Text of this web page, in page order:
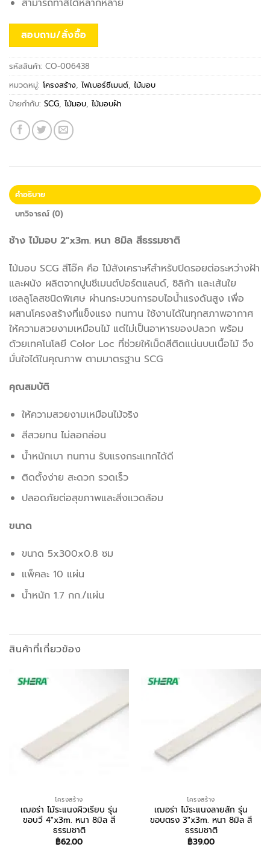
สามารถทาสีได้หลากหลาย
สอบถาม/สั่งซื้อ
รหัสสินค้า: CO-006438
หมวดหมู่: โครงสร้าง, ไฟเบอร์ซีเมนต์, ไม้มอบ
ป้ายกำกับ: SCG, ไม้มอบ, ไม้มอบฝ้า
คำอธิบาย
บทวิจารณ์ (0)
ช้าง ไม้มอบ 2″x3m. หนา 8มิล สีธรรมชาติ
ไม้มอบ SCG สีโอ๊ค คือ ไม้สังเคราะห์สำหรับปิดรอยต่อระหว่างฝ้า
และผนัง ผลิตจากปูนซีเมนต์ปอร์ตแลนด์, ซิลิก้า และเส้นใย
เซลลูโลสชนิดพิเศษ ผ่านกระบวนการอบไอน้ำแรงดันสูง เพื่อ
ผสานโครงสร้างที่แข็งแรง ทนทาน ใช้งานได้ในทุกสภาพอากาศ
ให้ความสวยงามเหมือนไม้ แต่ไม่เป็นอาหารของปลวก พร้อม
ด้วยเทคโนโลยี Color Loc ที่ช่วยให้เม็ดสีติดแน่นบนเนื้อไม้ จึง
มั่นใจได้ในคุณภาพ ตามมาตรฐาน SCG
คุณสมบัติ
ให้ความสวยงามเหมือนไม้จริง
สีสวยทน ไม่ลอกล่อน
น้ำหนักเบา ทนทาน รับแรงกระแทกได้ดี
ติดตั้งง่าย สะดวก รวดเร็ว
ปลอดภัยต่อสุขภาพและสิ่งแวดล้อม
ขนาด
ขนาด 5x300x0.8 ซม
แพ็คละ 10 แผ่น
น้ำหนัก 1.7 กก./แผ่น
สินค้าที่เกี่ยวข้อง
โครงสร้าง
เฌอร่า ไม้ระแนงผิวเรียบ รุ่น
ขอบวี 4″x3m. หนา 8มิล สี
ธรรมชาติ
฿62.00
โครงสร้าง
เฌอร่า ไม้ระแนงลายสัก รุ่น
ขอบตรง 3″x3m. หนา 8มิล สี
ธรรมชาติ
฿39.00